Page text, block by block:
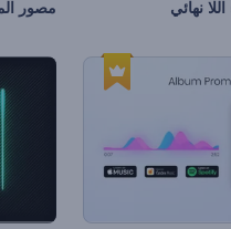
نهائي مصور